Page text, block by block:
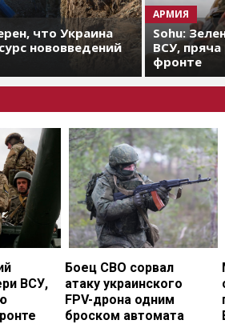
что Украина
нововведений
АРМИЯ
Sohu:
ВСУ,
фронте
ВСУ,
Боец СВО сорвал
атаку украинского
FPV-дрона одним
броском автомата